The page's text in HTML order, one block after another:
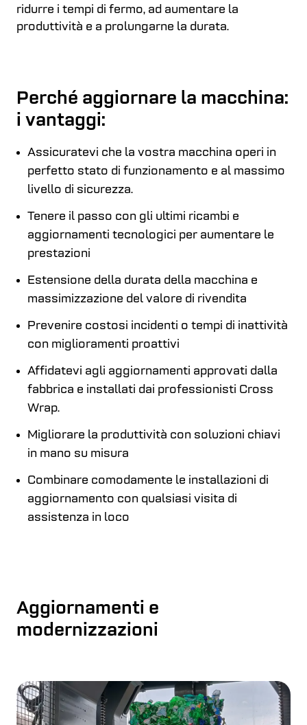
ridurre i tempi di fermo, ad aumentare la
produttività e a prolungarne la durata.
Perché aggiornare la macchina:
i vantaggi:
Assicuratevi che la vostra macchina operi in
perfetto stato di funzionamento e al massimo
livello di sicurezza.
Tenere il passo con gli ultimi ricambi e
aggiornamenti tecnologici per aumentare le
prestazioni
Estensione della durata della macchina e
massimizzazione del valore di rivendita
Prevenire costosi incidenti o tempi di inattività
con miglioramenti proattivi
Affidatevi agli aggiornamenti approvati dalla
fabbrica e installati dai professionisti Cross
Wrap.
Migliorare la produttività con soluzioni chiavi
in mano su misura
Combinare comodamente le installazioni di
aggiornamento con qualsiasi visita di
assistenza in loco
Aggiornamenti e
modernizzazioni